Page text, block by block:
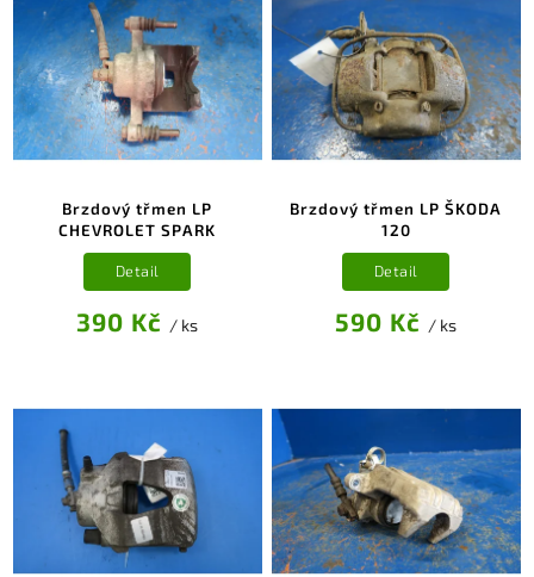
2015
2016 1
2018 1
2011-2017 1
Brzdový třmen LP
CHEVROLET SPARK
390 Kč / ks
Detail
Brzdový třmen LP ŠKODA
120
590 Kč / ks
Detail